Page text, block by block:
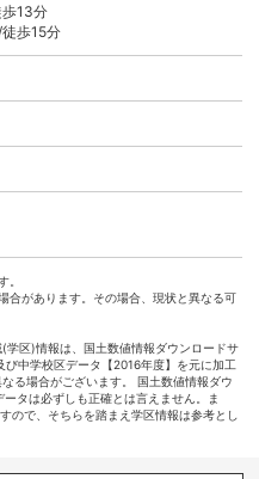
歩13分
/徒歩15分
。
合があります。その場合、現状と異なる可
学区)情報は、国土数値情報ダウンロードサ
中学校区データ【2016年度】を元に加工
る場合がございます。 国土数値情報ダウ
タは必ずしも正確とは言えません。ま
ので、そちらを踏まえ学区情報は参考とし